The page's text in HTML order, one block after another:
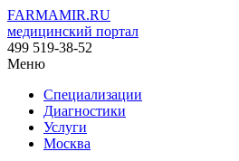
FARMAMIR.RU
медицинский портал
499 519-38-52
Меню
Специализации
Диагностики
Услуги
Москва